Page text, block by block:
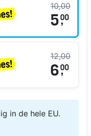
10,00
5,
00
12,00
6,
00
in de hele EU.